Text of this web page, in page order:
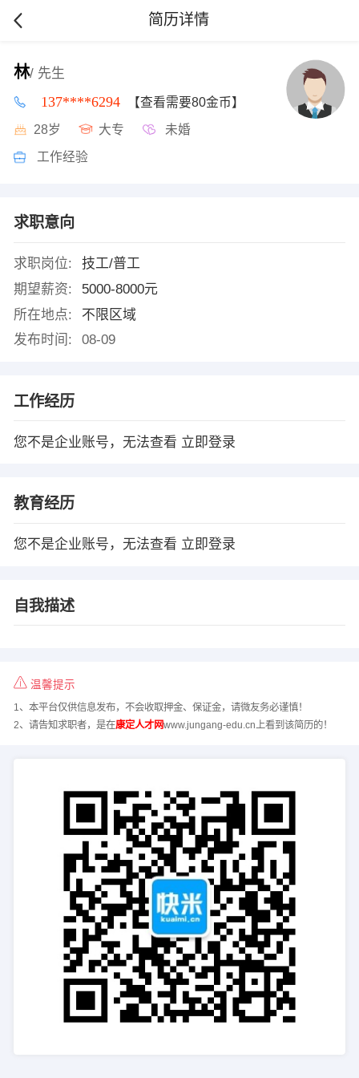
简历详情
林/ 先生
137****6294 【查看需要80金币】
28岁 大专 未婚
工作经验
求职意向
求职岗位:
技工/普工
期望薪资:
5000-8000元
所在地点:
不限区域
发布时间:
08-09
工作经历
您不是企业账号，无法查看 立即登录
教育经历
您不是企业账号，无法查看 立即登录
自我描述
温馨提示
1、本平台仅供信息发布，不会收取押金、保证金，请微友务必谨慎！
2、请告知求职者，是在康定人才网www.jungang-edu.cn上看到该简历的！